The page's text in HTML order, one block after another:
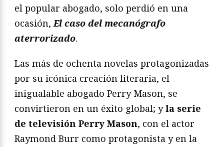
el popular abogado, solo perdió en una
ocasión,El caso del mecanógrafo
aterrorizado.
Las más de ochenta novelas protagonizadas
por su icónica creación literaria, el
inigualable abogado Perry Mason, se
convirtieron en un éxito global; yla serie
de televisión Perry Mason, con el actor
Raymond Burr como protagonista y en la